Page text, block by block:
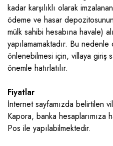
kadar karşılıklı olarak
ödeme ve hasar
mülk sahibi hesabına havale)
yapılamamaktadır. Bu
önlenebilmesi için, villaya giriş
önemle hatırlatılır.
Fiyatlar
İnternet sayfamızda belirtilen
Kapora, banka hesaplarımıza
Pos ile yapılabilmektedir.